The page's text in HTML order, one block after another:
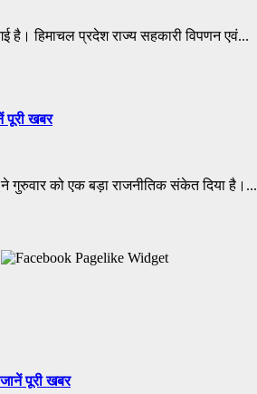
है। हिमाचल प्रदेश राज्य सहकारी विपणन एवं...
पूरी खबर
को एक बड़ा राजनीतिक संकेत दिया है।...
पूरी खबर